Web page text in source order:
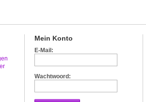
Mein Konto
E-Mail:
Wachtwoord: